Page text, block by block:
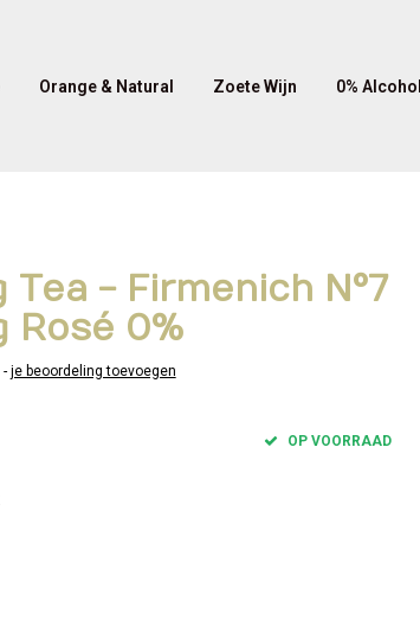
Orange & Natural Zoete Wijn 0% Alcohol
Tea - Firmenich N°7
Rosé 0%
- je beoordeling toevoegen
OP VOORRAAD